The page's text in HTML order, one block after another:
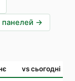
панелей →
vs сьогодні